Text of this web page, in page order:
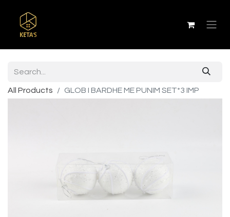
All Products GLOB I BARDHE ME PUNIM SET*3 IMP